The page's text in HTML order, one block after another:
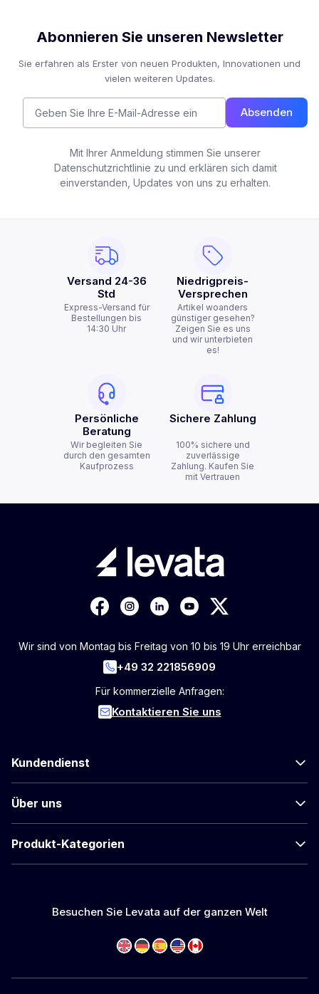
Abonnieren Sie unseren Newsletter
Sie erfahren als Erster von neuen Produkten, Innovationen und
vielen weiteren Updates.
Absenden
Mit Ihrer Anmeldung stimmen Sie unserer
Datenschutzrichtlinie zu und erklären sich damit
einverstanden, Updates von uns zu erhalten.
Versand 24-36
Std
Express-Versand für
Bestellungen bis
14:30 Uhr
Niedrigpreis-
Versprechen
Artikel woanders
günstiger gesehen?
Zeigen Sie es uns
und wir unterbieten
es!
Persönliche
Beratung
Wir begleiten Sie
durch den gesamten
Kaufprozess
Sichere Zahlung
100% sichere und
zuverlässige
Zahlung. Kaufen Sie
mit Vertrauen
Wir sind von Montag bis Freitag von 10 bis 19 Uhr erreichbar
+49 32 221856909
Für kommerzielle Anfragen:
Kontaktieren Sie uns
Kundendienst
Über uns
Produkt-Kategorien
Besuchen Sie Levata auf der ganzen Welt